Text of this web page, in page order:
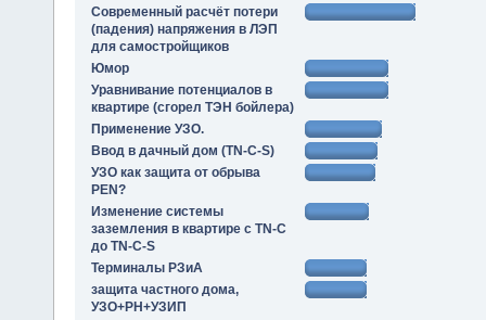
Современный расчёт потери
(падения) напряжения в ЛЭП
для самостройщиков
Юмор
Уравнивание потенциалов в
квартире (сгорел ТЭН бойлера)
Применение УЗО.
Ввод в дачный дом (TN-C-S)
УЗО как защита от обрыва
PEN?
Изменение системы
заземления в квартире с TN-C
до TN-C-S
Терминалы РЗиА
защита частного дома,
УЗО+РН+УЗИП